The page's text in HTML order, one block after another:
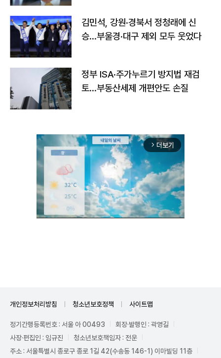
김민석, 강원·경북서 정청래에 신
승…부울경·대구 제외 모두 웃었다
정부 ISA·주가누르기 방지법 재검
토…부동산세제 개편안도 손질
arrow_forward_ios 더보기
개인정보처리방침 청소년보호정책 사이트맵
정기간행등록번호 : 서울 아 00493
회장·발행인 : 곽영길
사장·편집인 : 임규진
청소년보호책임자 : 전운
주소 : 서울특별시 종로구 종로 1길 42(수송동 146-1) 이마빌딩 11층